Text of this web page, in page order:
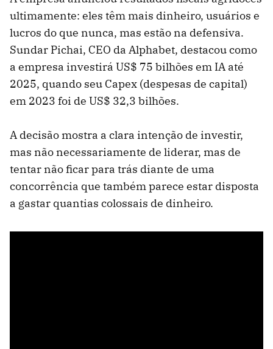
ultimamente: eles têm mais dinheiro, usuários e
lucros do que nunca, mas estão na defensiva.
Sundar Pichai, CEO da Alphabet, destacou como
a empresa investirá US$ 75 bilhões em IA até
2025, quando seu Capex (despesas de capital)
em 2023 foi de US$ 32,3 bilhões.
A decisão mostra a clara intenção de investir,
mas não necessariamente de liderar, mas de
tentar não ficar para trás diante de uma
concorrência que também parece estar disposta
a gastar quantias colossais de dinheiro.